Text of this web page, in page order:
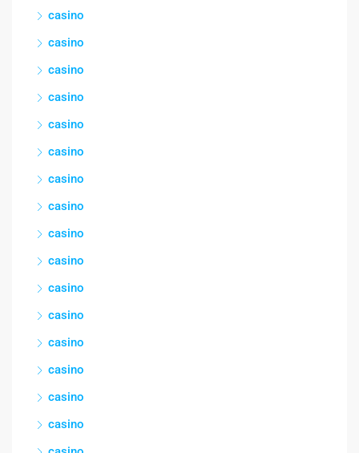
casino
casino
casino
casino
casino
casino
casino
casino
casino
casino
casino
casino
casino
casino
casino
casino